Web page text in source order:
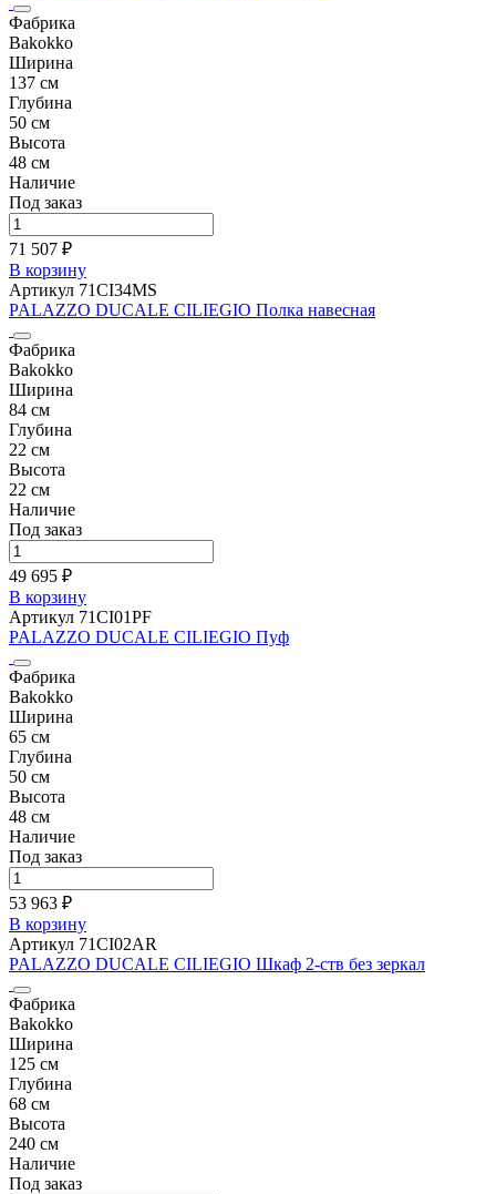
Фабрика
Bakokko
Ширина
137 см
Глубина
50 см
Высота
48 см
Наличие
Под заказ
71 507 ₽
В корзину
Артикул 71CI34MS
PALAZZO DUCALE CILIEGIO Полка навесная
Фабрика
Bakokko
Ширина
84 см
Глубина
22 см
Высота
22 см
Наличие
Под заказ
49 695 ₽
В корзину
Артикул 71CI01PF
PALAZZO DUCALE CILIEGIO Пуф
Фабрика
Bakokko
Ширина
65 см
Глубина
50 см
Высота
48 см
Наличие
Под заказ
53 963 ₽
В корзину
Артикул 71CI02AR
PALAZZO DUCALE CILIEGIO Шкаф 2-ств без зеркал
Фабрика
Bakokko
Ширина
125 см
Глубина
68 см
Высота
240 см
Наличие
Под заказ